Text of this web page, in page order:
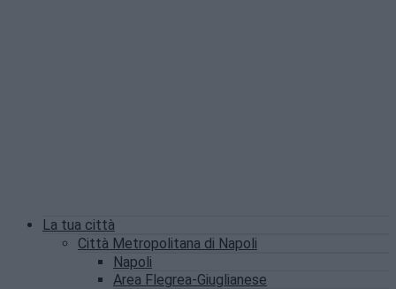
La tua città
Città Metropolitana di Napoli
Napoli
Area Flegrea-Giuglianese